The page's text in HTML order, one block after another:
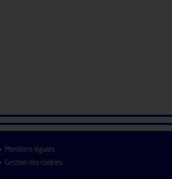
Mentions légales
Gestion des cookies